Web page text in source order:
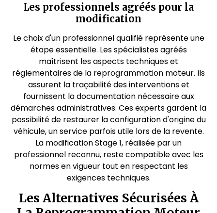
Les professionnels agréés pour la
modification
Le choix d'un professionnel qualifié représente une
étape essentielle. Les spécialistes agréés
maîtrisent les aspects techniques et
réglementaires de la reprogrammation moteur. Ils
assurent la traçabilité des interventions et
fournissent la documentation nécessaire aux
démarches administratives. Ces experts gardent la
possibilité de restaurer la configuration d'origine du
véhicule, un service parfois utile lors de la revente.
La modification Stage 1, réalisée par un
professionnel reconnu, reste compatible avec les
normes en vigueur tout en respectant les
exigences techniques.
Les Alternatives Sécurisées À